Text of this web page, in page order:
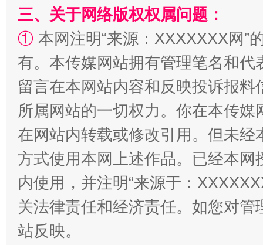
国家大学科技园优化重塑工作
三、关于网络版权权属问题：
① 本网注明“来源：XXXXXXX网”
有。本传媒网站拥有管理笔名和
留言在本网站内容和反映投诉报
所属网站的一切权力。你在本传
在网站内转载或修改引用。但未
方式使用本网上述作品。已经本
内使用，并注明“来源于：
关法律责任和经济责任。如您对
站反映。